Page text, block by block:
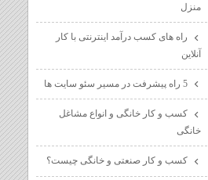
منزل
راه های کسب درآمد اینترنتی با کار
آنلاین
5 راه پیشرفت در مسیر سئو سایت ها
کسب و کار خانگی و انواع مشاغل
خانگی
کسب و کار صنعتی و خانگی چیست؟